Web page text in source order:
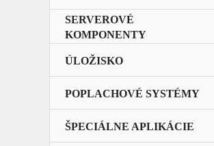
SERVEROVÉ
KOMPONENTY
ÚLOŽISKO
POPLACHOVÉ SYSTÉMY
ŠPECIÁLNE APLIKÁCIE